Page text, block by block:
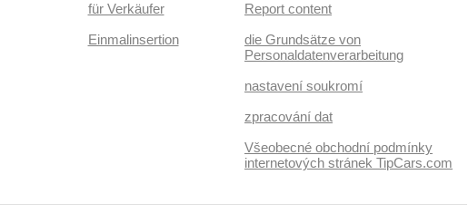
für Verkäufer
Einmalinsertion
Report content
die Grundsätze von
Personaldatenverarbeitung
nastavení soukromí
zpracování dat
Všeobecné obchodní podmínky
internetových stránek TipCars.com